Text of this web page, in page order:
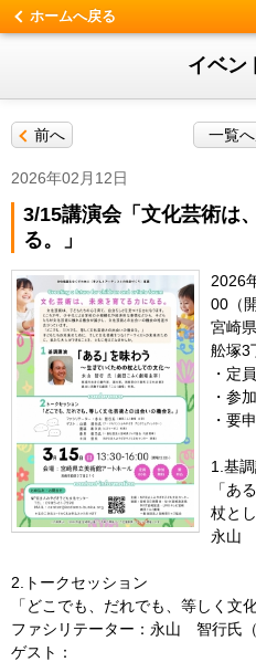
ホームへ戻る
イベン
前へ 一覧
2026年02月12日
3/15講演会「文化芸術は
る。」
2026
00（
宮崎
舩塚3
・定
・参
・要
1.基
「あ
杖と
永山
2.トークセッション
「どこでも、だれでも、等しく文
ファシリテーター：永山 智行氏（
ゲスト：